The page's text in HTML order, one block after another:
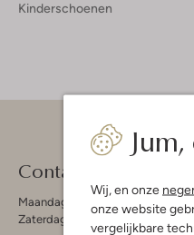
Wij, en onze
onze website
vergelijkbare
Kinderschoenen
Contact
Maandag - Vrijdag 09:00 - 19:00
Zaterdag 09:00 - 17:00 uur